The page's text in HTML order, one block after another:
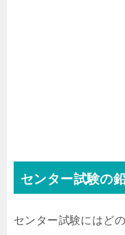
センター試験の
センター試験にはど